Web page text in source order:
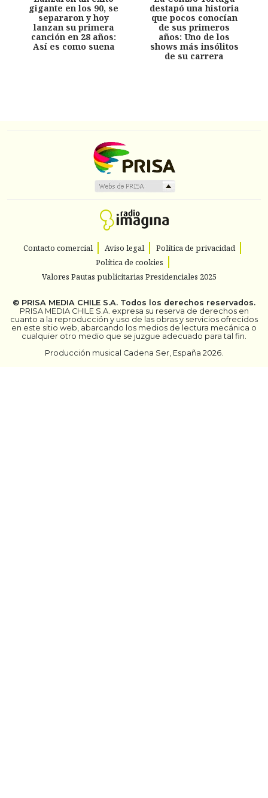
gigante en los 90, se
separaron y hoy
lanzan su primera
canción en 28 años:
Así es como suena
destapó una historia
que pocos conocían
de sus primeros
años: Uno de los
shows más insólitos
de su carrera
Contacto comercial Aviso legal
Política de privacidad
Política de cookies
Valores Pautas publicitarias Presidenciales 2025
© PRISA MEDIA CHILE S.A. Todos los derechos reservados.
PRISA MEDIA CHILE S.A. expresa su reserva de derechos en
cuanto a la reproducción y uso de las obras y servicios ofrecidos
en este sitio web, abarcando los medios de lectura mecánica o
cualquier otro medio que se juzgue adecuado para tal fin.
Producción musical Cadena Ser, España 2026.